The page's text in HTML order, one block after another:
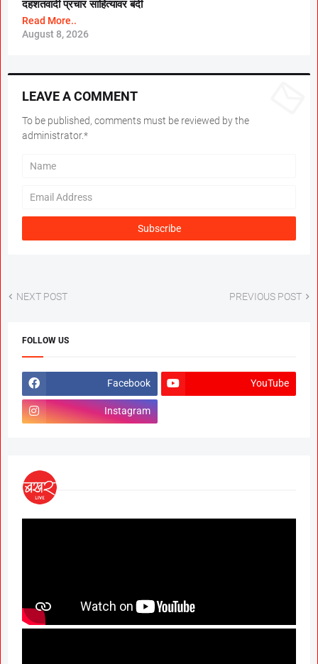
दहशतवादी प्रचार साहित्यावर बंदी
Read More..
August 8, 2026
LEAVE A COMMENT
To be published, comments must be reviewed by the
administrator.*
NEXT POST PREVIOUS POST
FOLLOW US
Facebook YouTube
Instagram